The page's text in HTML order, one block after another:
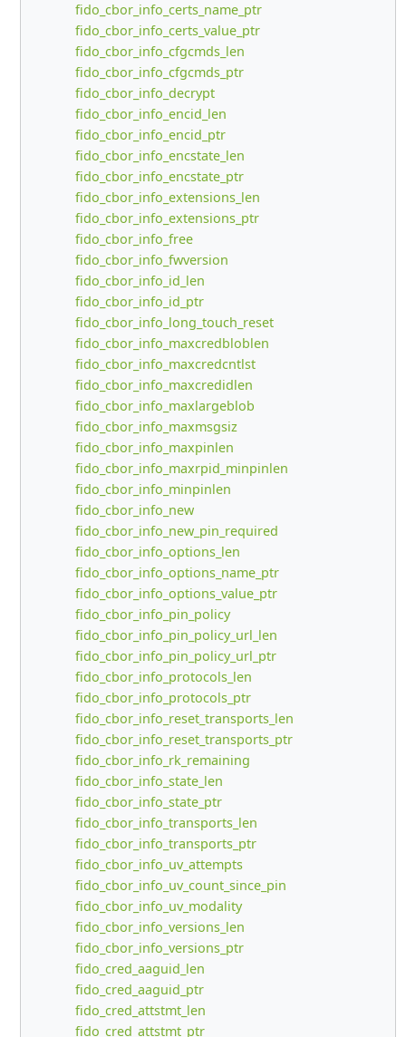
fido_cbor_info_certs_name_ptr
fido_cbor_info_certs_value_ptr
fido_cbor_info_cfgcmds_len
fido_cbor_info_cfgcmds_ptr
fido_cbor_info_decrypt
fido_cbor_info_encid_len
fido_cbor_info_encid_ptr
fido_cbor_info_encstate_len
fido_cbor_info_encstate_ptr
fido_cbor_info_extensions_len
fido_cbor_info_extensions_ptr
fido_cbor_info_free
fido_cbor_info_fwversion
fido_cbor_info_id_len
fido_cbor_info_id_ptr
fido_cbor_info_long_touch_reset
fido_cbor_info_maxcredbloblen
fido_cbor_info_maxcredcntlst
fido_cbor_info_maxcredidlen
fido_cbor_info_maxlargeblob
fido_cbor_info_maxmsgsiz
fido_cbor_info_maxpinlen
fido_cbor_info_maxrpid_minpinlen
fido_cbor_info_minpinlen
fido_cbor_info_new
fido_cbor_info_new_pin_required
fido_cbor_info_options_len
fido_cbor_info_options_name_ptr
fido_cbor_info_options_value_ptr
fido_cbor_info_pin_policy
fido_cbor_info_pin_policy_url_len
fido_cbor_info_pin_policy_url_ptr
fido_cbor_info_protocols_len
fido_cbor_info_protocols_ptr
fido_cbor_info_reset_transports_len
fido_cbor_info_reset_transports_ptr
fido_cbor_info_rk_remaining
fido_cbor_info_state_len
fido_cbor_info_state_ptr
fido_cbor_info_transports_len
fido_cbor_info_transports_ptr
fido_cbor_info_uv_attempts
fido_cbor_info_uv_count_since_pin
fido_cbor_info_uv_modality
fido_cbor_info_versions_len
fido_cbor_info_versions_ptr
fido_cred_aaguid_len
fido_cred_aaguid_ptr
fido_cred_attstmt_len
fido_cred_attstmt_ptr